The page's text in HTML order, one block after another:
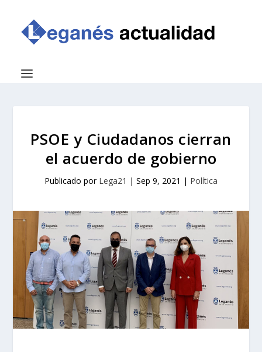
PSOE y Ciudadanos cierran
el acuerdo de gobierno
Publicado por Lega21 | Sep 9, 2021 | Política